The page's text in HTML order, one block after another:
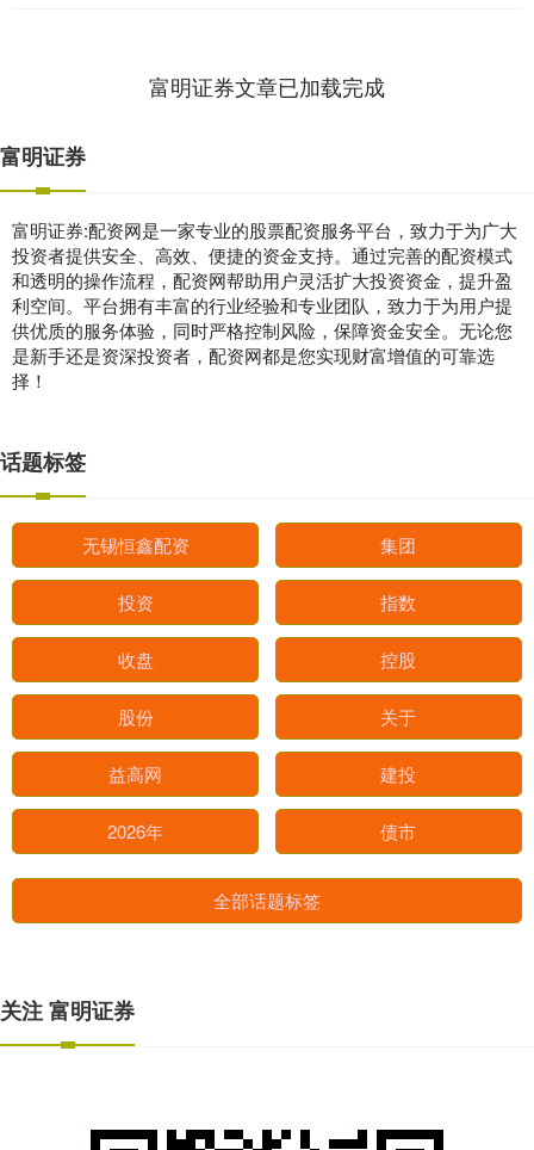
富明证券文章已加载完成
富明证券
富明证券:配资网是一家专业的股票配资服务平台，致力于为广大
投资者提供安全、高效、便捷的资金支持。通过完善的配资模式
和透明的操作流程，配资网帮助用户灵活扩大投资资金，提升盈
利空间。平台拥有丰富的行业经验和专业团队，致力于为用户提
供优质的服务体验，同时严格控制风险，保障资金安全。无论您
是新手还是资深投资者，配资网都是您实现财富增值的可靠选
择！
话题标签
无锡恒鑫配资 集团
投资 指数
收盘 控股
股份 关于
益高网 建投
2026年 债市
全部话题标签
关注 富明证券